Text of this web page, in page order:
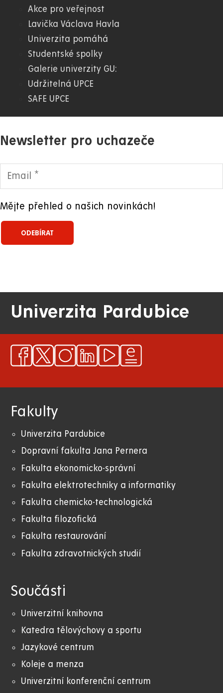
Akce pro veřejnost
Lavička Václava Havla
Univerzita pomáhá
Studentské spolky
Galerie univerzity GU:
Udržitelná UPCE
SAFE UPCE
Newsletter pro uchazeče
Mějte přehled o našich novinkách!
Univerzita Pardubice
Fakulty
Univerzita Pardubice
Dopravní fakulta Jana Pernera
Fakulta ekonomicko-správní
Fakulta elektrotechniky a informatiky
Fakulta chemicko-technologická
Fakulta filozofická
Fakulta restaurování
Fakulta zdravotnických studií
Součásti
Univerzitní knihovna
Katedra tělovýchovy a sportu
Jazykové centrum
Koleje a menza
Univerzitní konferenční centrum